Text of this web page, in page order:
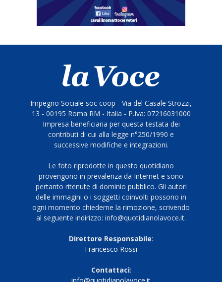
Impegno Sociale soc coop - Via del Casale Strozzi,
13 - 00195 Roma RM - Italia - P.Iva: 07216031000
Impresa beneficiaria per questa testata dei
contributi di cui alla legge n°250/1990 e
successive modifiche e integrazioni.
Le foto riprodotte in questo quotidiano
provengono in prevalenza da Internet e sono
pertanto ritenute di dominio pubblico. Gli autori
delle immagini o i soggetti coinvolti possono in
ogni momento chiederne la rimozione, scrivendo
al seguente indirizzo: info@quotidianolavoce.it.
Direttore Responsabile:
Francesco Rossi
Contattaci: